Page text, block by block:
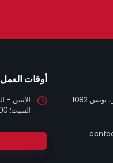
1082
أوقات العمل
السبت: 9:00 - 13:00